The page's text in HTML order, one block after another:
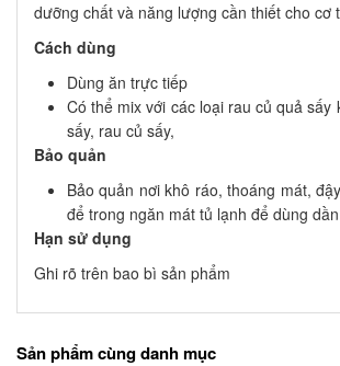
dưỡng chất và năng lượng cần thiết cho cơ
Cách dùng
Dùng ăn trực tiếp
Có thể mix với các loại rau củ quả sấy
sấy, rau củ sấy,
Bảo quản
Bảo quản nơi khô ráo, thoáng mát,
để trong ngăn mát tủ lạnh để dùng dần
Hạn sử dụng
Ghi rõ trên bao bì sản phẩm
Sản phẩm cùng danh mục